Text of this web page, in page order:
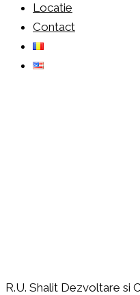
Locatie
Contact
R.U. Shalit Dezvoltare si